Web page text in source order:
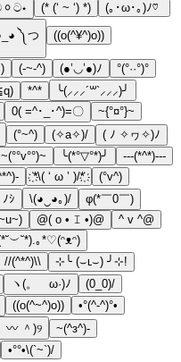
(* (‘ ~ ‘) *) (｡･ω･｡)ﾉ♡
༽つ ((o(^¥^)o))
(-~-^) (●’◡’●)ﾉ
°(°··°)°
*^*
╰(⸝⸝⸝´꒳`⸝⸝⸝)╯
0( =^･_･^)=〇
~{°¤°}~
(°~^) (✧a✧)/
( ﾉ ✧ヮ✧)ﾉ
~(°°v°°)~ ╰(*°▽°*)╯
---(*^*)---
҉*\( ‘ ω ’ )/*҉
(°v^)
ﾉｼ \(◕‿◕｡)/
φ(*￣0￣)
@( o • 𝙸 •)@
^ v ^@
｡*♡(ᵔᴥᵔ)
//(^*^)\\
⊹╰ (⌣ʟ⌣) ╯⊹!
ヽ(。ゝω·)ﾉ
(0_0)/
((o(^~^)o))
•°(^-^)°•
〰 ＾)୨
~(^з^)-
•°°•\(`~`)/